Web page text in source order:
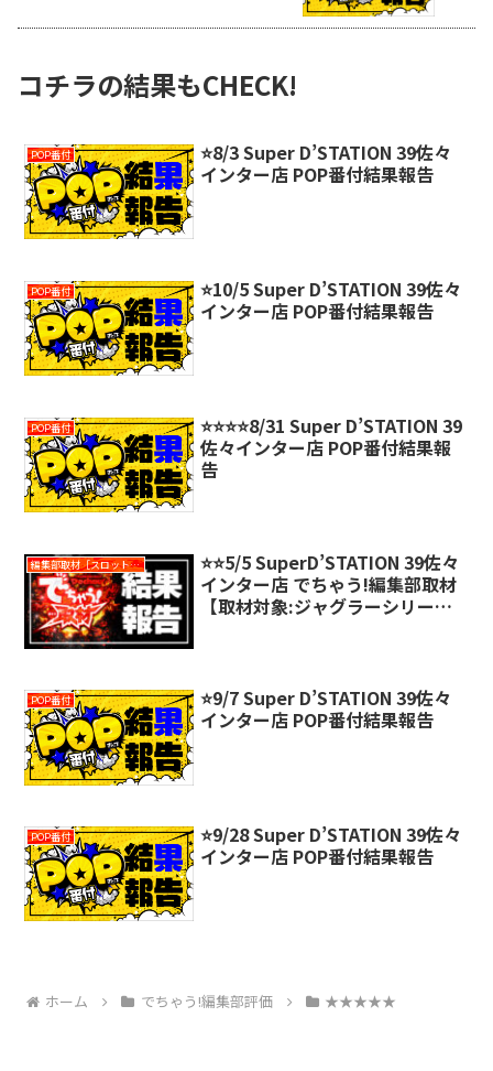
コチラの結果もCHECK!
POP番付
⭐️8/3 Super D’STATION 39佐々
インター店 POP番付結果報告
POP番付
⭐️10/5 Super D’STATION 39佐々
インター店 POP番付結果報告
POP番付
⭐️⭐️⭐️⭐️8/31 Super D’STATION 39
佐々インター店 POP番付結果報
告
編集部取材［スロット対象機種アリ］
⭐️⭐️5/5 SuperD’STATION 39佐々
インター店 でちゃう!編集部取材
【取材対象:ジャグラーシリー
POP番付
⭐️9/7 Super D’STATION 39佐々
インター店 POP番付結果報告
POP番付
⭐️9/28 Super D’STATION 39佐々
インター店 POP番付結果報告
ホーム でちゃう!編集部評価 ★★★★★